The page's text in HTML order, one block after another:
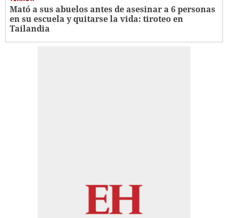
Mató a sus abuelos antes de asesinar a 6 personas
en su escuela y quitarse la vida: tiroteo en
Tailandia